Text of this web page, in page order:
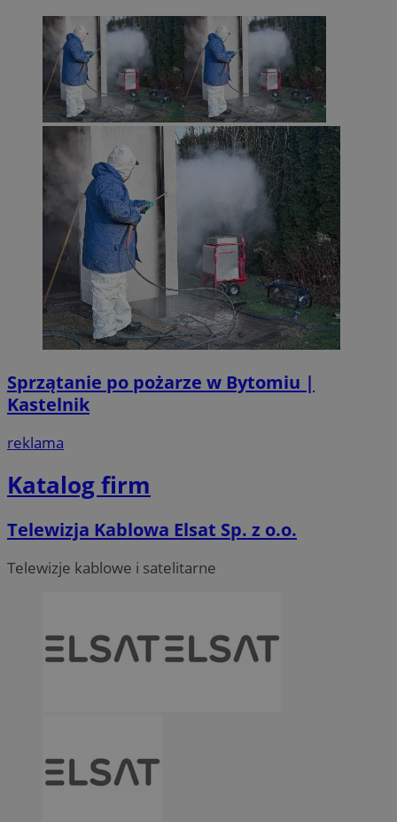
Sprzątanie po pożarze w Bytomiu |
Kastelnik
reklama
Katalog firm
Telewizja Kablowa Elsat Sp. z o.o.
Telewizje kablowe i satelitarne